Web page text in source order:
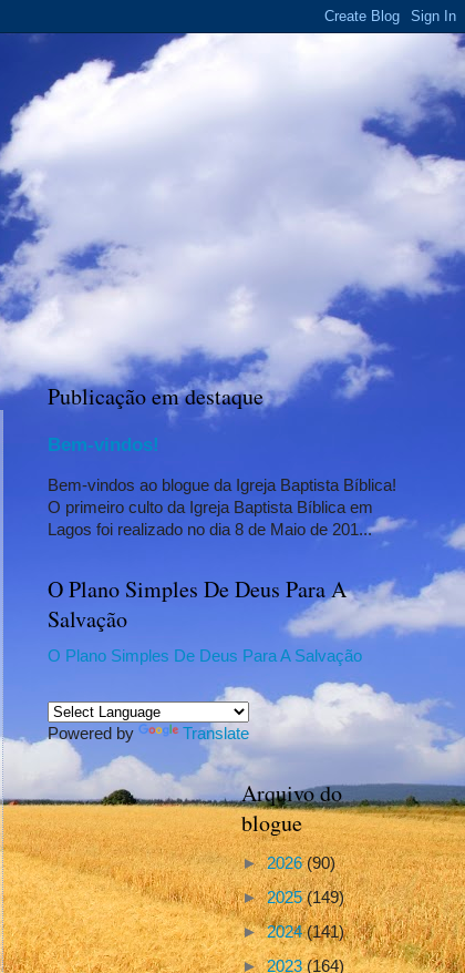
Publicação em destaque
Bem-vindos!
Bem-vindos ao blogue da Igreja Baptista Bíblica!
O primeiro culto da Igreja Baptista Bíblica em
Lagos foi realizado no dia 8 de Maio de 201...
O Plano Simples De Deus Para A
Salvação
O Plano Simples De Deus Para A Salvação
Powered by Translate
Arquivo do
blogue
►2026(90)
►2025(149)
►2024(141)
►2023(164)